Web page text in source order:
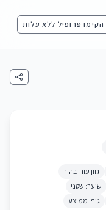
הקימו פרופיל ללא עלות
גוון עור: בהיר
שיער: שטני
גוף: ממוצע